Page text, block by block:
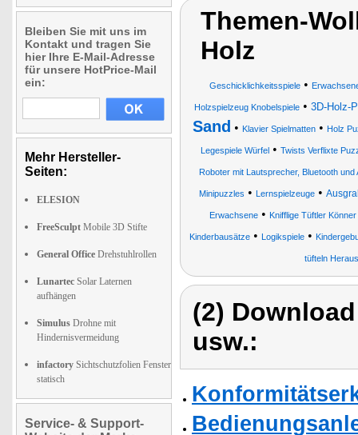
Bleiben Sie mit uns im
Kontakt und tragen Sie
hier Ihre E-Mail-Adresse
für unsere HotPrice-Mail
ein:
Mehr Hersteller-
Seiten:
ELESION
FreeSculpt Mobile 3D Stifte
General Office Drehstuhlrollen
Lunartec Solar Laternen
aufhängen
Simulus Drohne mit
Hindernisvermeidung
infactory Sichtschutzfolien Fenster
statisch
Service- & Support-
Themen-
Holz
Geschicklichkeitsspiele •
Holzspielzeug Knobelspiele• 3D-Holz-
Sand • Klavier Spielmatten • Holz
Legespiele Würfel • Twists Verflixte
Roboter mit Lautsprecher, Bluetooth und
Minipuzzles • Lernspielzeuge•
Erwachsene• Knifflige Tüftler
Kinderbausätze • Logikspiele •
tüfteln
(2)
usw.: